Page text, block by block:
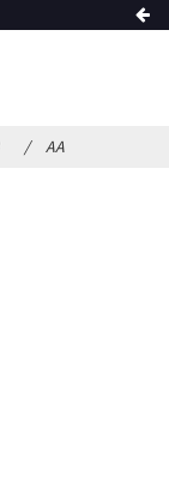
AA